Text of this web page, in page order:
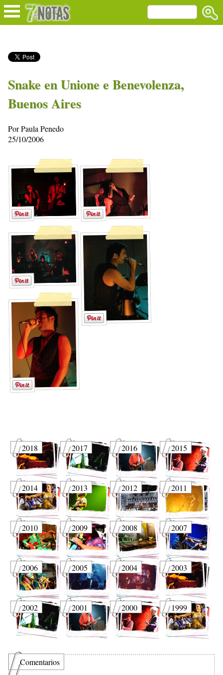
Snake en Unione e Benevolenza,
Buenos Aires
Por Paula Penedo
25/10/2006
2018 2017 2016 2015
2014 2013 2012 2011
2010 2009 2008 2007
2006 2005 2004 2003
2002 2001 2000 1999
Comentarios